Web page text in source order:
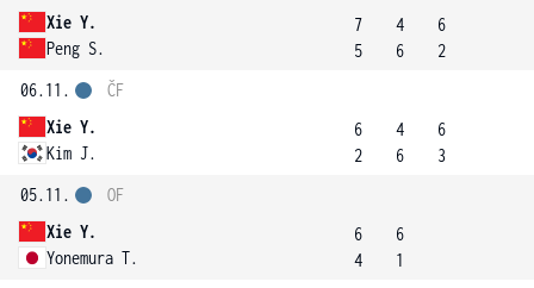
Xie Y.
Peng S.
7
5
4
6
6
2
06.11.
Xie Y.
Kim J.
ČF
6
2
4
6
6
3
05.11.
Xie Y.
Yonemura T.
OF
6
4
6
1